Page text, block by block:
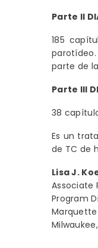
Parte II
185
parte de
Parte III
38
Es un
de TC de
Lisa J.
Associate
Program